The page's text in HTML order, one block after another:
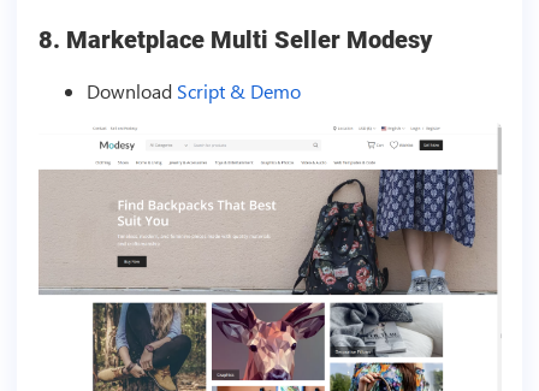
8. Marketplace Multi Seller Modesy
Download Script & Demo